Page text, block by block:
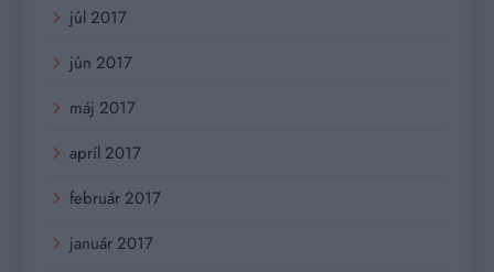
júl 2017
jún 2017
máj 2017
apríl 2017
február 2017
január 2017